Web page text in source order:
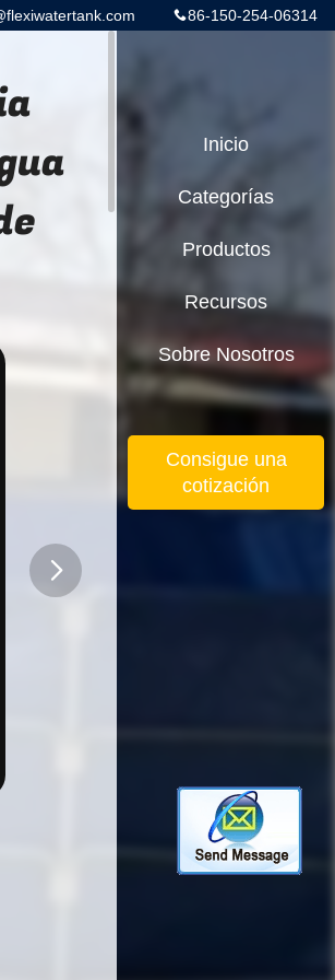
86-150-254-06314
Inicio
Categorías
Productos
Recursos
Sobre Nosotros
Consigue una
cotización